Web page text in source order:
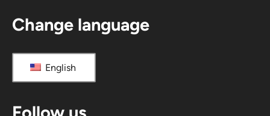
Change language
English